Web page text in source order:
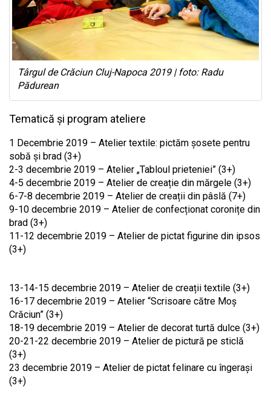
Târgul de Crăciun Cluj-Napoca 2019 | foto: Radu
Pădurean
Tematică și program ateliere
1 Decembrie 2019 – Atelier textile: pictăm șosete pentru
sobă și brad (3+)
2-3 decembrie 2019 – Atelier „Tabloul prieteniei” (3+)
4-5 decembrie 2019 – Atelier de creație din mărgele (3+)
6-7-8 decembrie 2019 – Atelier de creații din pâslă (7+)
9-10 decembrie 2019 – Atelier de confecționat coronițe din
brad (3+)
11-12 decembrie 2019 – Atelier de pictat figurine din ipsos
(3+)
13-14-15 decembrie 2019 – Atelier de creații textile (3+)
16-17 decembrie 2019 – Atelier “Scrisoare către Moș
Crăciun” (3+)
18-19 decembrie 2019 – Atelier de decorat turtă dulce (3+)
20-21-22 decembrie 2019 – Atelier de pictură pe sticlă
(3+)
23 decembrie 2019 – Atelier de pictat felinare cu îngerași
(3+)